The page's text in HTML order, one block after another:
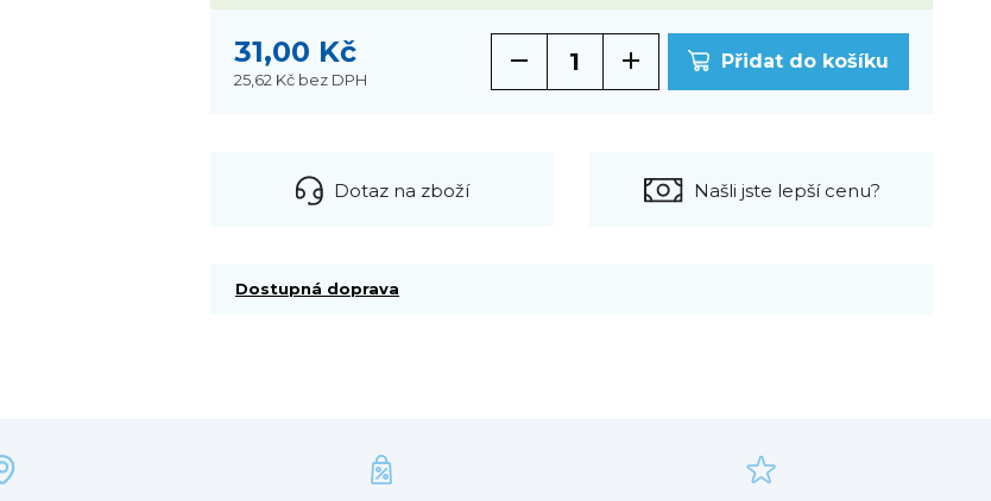
31,00 Kč
25,62 Kč bez DPH
Přidat do košíku
Dotaz na zboží Našli jste lepší cenu?
Dostupná doprava